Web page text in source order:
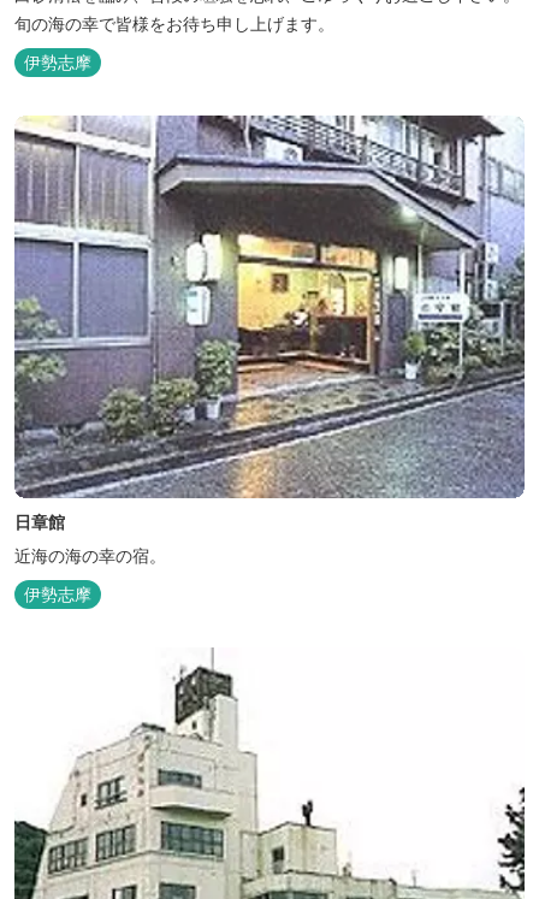
旬の海の幸で皆様をお待ち申し上げます。
伊勢志摩
日章館
近海の海の幸の宿。
伊勢志摩